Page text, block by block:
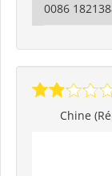
0086
Chine